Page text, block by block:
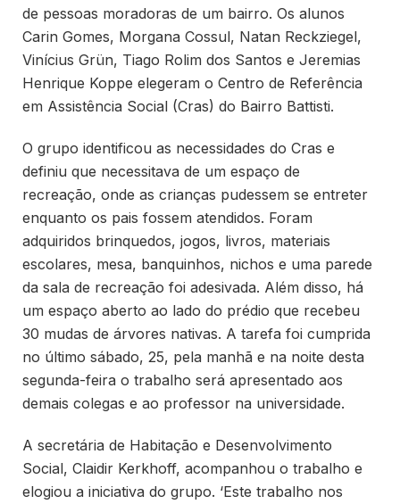
de pessoas moradoras de um bairro. Os alunos
Carin Gomes, Morgana Cossul, Natan Reckziegel,
Vinícius Grün, Tiago Rolim dos Santos e Jeremias
Henrique Koppe elegeram o Centro de Referência
em Assistência Social (Cras) do Bairro Battisti.
O grupo identificou as necessidades do Cras e
definiu que necessitava de um espaço de
recreação, onde as crianças pudessem se entreter
enquanto os pais fossem atendidos. Foram
adquiridos brinquedos, jogos, livros, materiais
escolares, mesa, banquinhos, nichos e uma parede
da sala de recreação foi adesivada. Além disso, há
um espaço aberto ao lado do prédio que recebeu
30 mudas de árvores nativas. A tarefa foi cumprida
no último sábado, 25, pela manhã e na noite desta
segunda-feira o trabalho será apresentado aos
demais colegas e ao professor na universidade.
A secretária de Habitação e Desenvolvimento
Social, Claidir Kerkhoff, acompanhou o trabalho e
elogiou a iniciativa do grupo. ‘Este trabalho nos